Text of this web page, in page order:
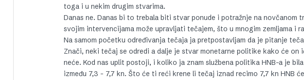
toga i u nekim drugim stvarima.
Danas ne. Danas bi to trebala biti stvar ponude i potražnje na novčanom
svojim intervencijama može upravljati tečajem, što u mnogim zemljama i
Na samom početku određivanja tečaja ja pretpostavljam da je pitanje
Znači, neki tečaj se odredi a dalje je stvar monetarne politike kako će
neće. Kod nas uplit postoji, i koliko ja znam službena politika HNB-a je
između 7,3 – 7,7 kn. Što će ti reći krene li tečaj iznad recimo 7,7 kn HNB